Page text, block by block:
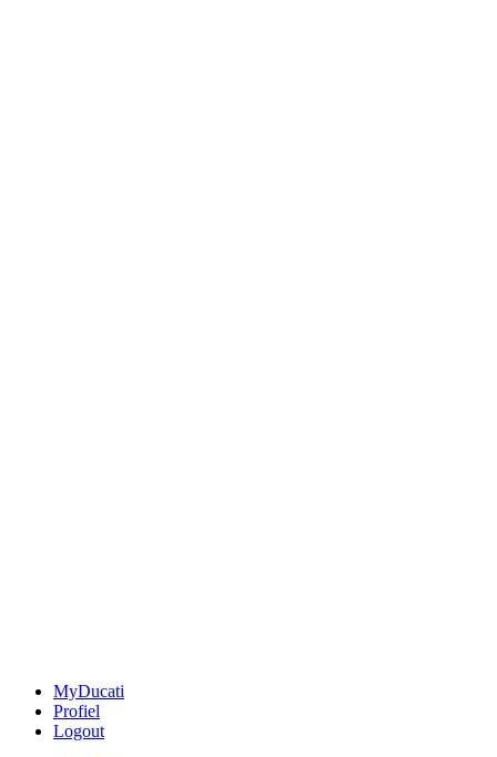
MyDucati
Profiel
Logout